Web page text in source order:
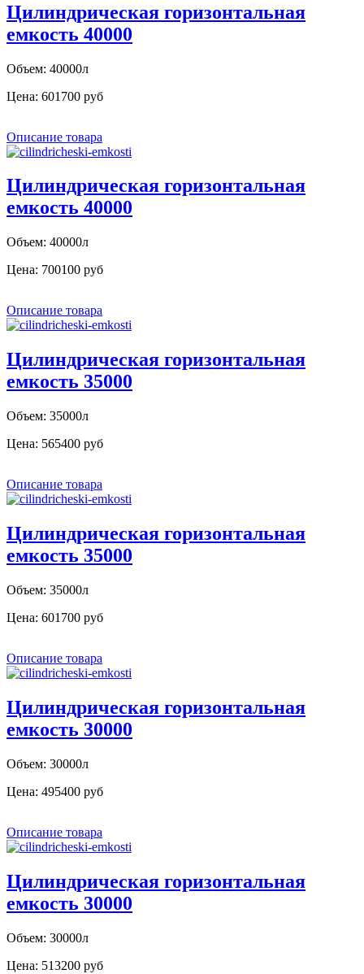
Цилиндрическая горизонтальная
емкость 40000
Объем: 40000л
Цена: 601700 руб
Описание товара
Цилиндрическая горизонтальная
емкость 40000
Объем: 40000л
Цена: 700100 руб
Описание товара
Цилиндрическая горизонтальная
емкость 35000
Объем: 35000л
Цена: 565400 руб
Описание товара
Цилиндрическая горизонтальная
емкость 35000
Объем: 35000л
Цена: 601700 руб
Описание товара
Цилиндрическая горизонтальная
емкость 30000
Объем: 30000л
Цена: 495400 руб
Описание товара
Цилиндрическая горизонтальная
емкость 30000
Объем: 30000л
Цена: 513200 руб